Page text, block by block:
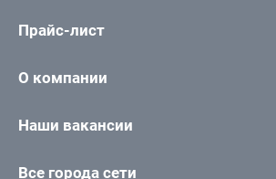
Прайс-лист
О компании
Наши вакансии
Все города сети